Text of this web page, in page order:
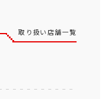
取り扱い店舗一覧